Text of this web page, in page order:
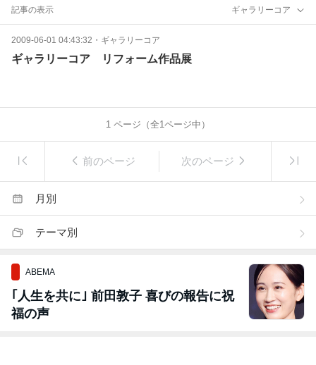
記事の表示 ギャラリーコア
2009-06-01 04:43:32 ・ ギャラリーコア
ギャラリーコア リフォーム作品展
1 ページ（全1ページ中）
前のページ 次のページ
月別
テーマ別
ABEMA
｢人生を共に｣ 前田敦子 喜びの報告に祝
福の声